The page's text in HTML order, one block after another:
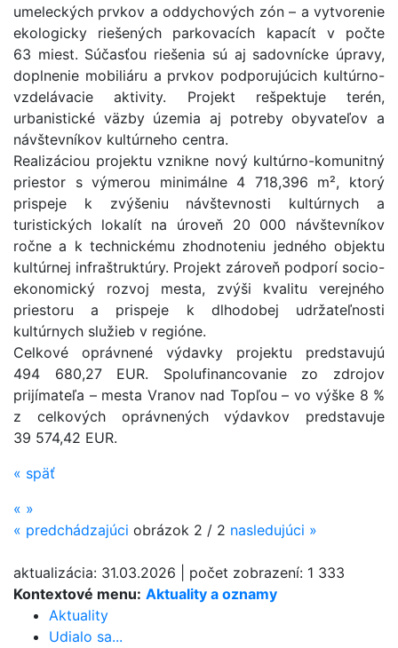
Kontextové menu: Aktuality a oznamy
Aktuality
Udialo sa...
umeleckých prvkov a oddychových zón – a vytvorenie
ekologicky riešených parkovacích kapacít v počte
63 miest. Súčasťou riešenia sú aj sadovnícke úpravy,
doplnenie mobiliáru a prvkov podporujúcich kultúrno-
vzdelávacie aktivity. Projekt rešpektuje terén,
urbanistické väzby územia aj potreby obyvateľov a
návštevníkov kultúrneho centra.
Realizáciou projektu vznikne nový kultúrno-komunitný
priestor s výmerou minimálne 4 718,396 m², ktorý
prispeje k zvýšeniu návštevnosti kultúrnych a
turistických lokalít na úroveň 20 000 návštevníkov
ročne a k technickému zhodnoteniu jedného objektu
kultúrnej infraštruktúry. Projekt zároveň podporí socio-
ekonomický rozvoj mesta, zvýši kvalitu verejného
priestoru a prispeje k dlhodobej udržateľnosti
kultúrnych služieb v regióne.
Celkové oprávnené výdavky projektu predstavujú
494 680,27 EUR. Spolufinancovanie zo zdrojov
prijímateľa – mesta Vranov nad Topľou – vo výške 8 %
z celkových oprávnených výdavkov predstavuje
39 574,42 EUR.
« späť
« »
« predchádzajúci obrázok 2 / 2 nasledujúci »
aktualizácia: 31.03.2026 počet zobrazení: 1 333